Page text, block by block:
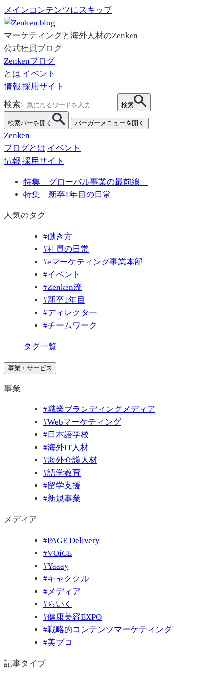
メインコンテンツにスキップ
マーケティングと海外人材のZenken
公式社員ブログ
Zenkenブログ
とは イベント
情報 採用サイト
検索:
検索
検索バーを開く バーガーメニューを開く
Zenken
ブログとは イベント
情報 採用サイト
特集「グローバル事業の最前線」
特集「新卒1年目の日常」
人気のタグ
#働き方
#社員の日常
#eマーケティング事業本部
#イベント
#Zenken流
#新卒1年目
#ディレクター
#チームワーク
タグ一覧
事業・サービス
事業
#職業ブランディングメディア
#Webマーケティング
# 日本語学校
#海外IT人材
#海外介護人材
#語学教育
#留学支援
#新規事業
メディア
#PAGE Delivery
#VOiCE
#Yaaay
#キャククル
#メディア
#らいく
#健康美容EXPO
#戦略的コンテンツマーケティング
#美プロ
記事タイプ